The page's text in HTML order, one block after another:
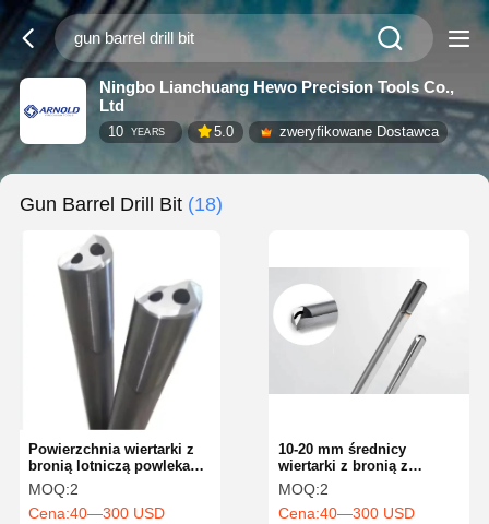
Ningbo Lianchuang Hewo Precision Tools Co.,
Ltd
10 YEARS 5.0 zweryfikowane Dostawca
Gun Barrel Drill Bit (18)
Powierzchnia wiertarki z
bronią lotniczą powlekana
TiAlN 100 × D
MOQ:2
Cena:40—300 USD
10-20 mm średnicy
wiertarki z bronią z
jasnym czarnym
wykończeniem
powierzchni tlenku
MOQ:2
Cena:40—300 USD